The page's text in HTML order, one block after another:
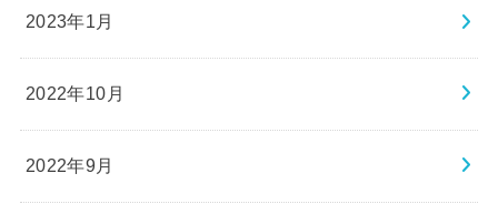
2023年1月
2022年10月
2022年9月